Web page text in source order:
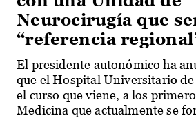
Neurocirugía que
“referencia
El presidente autonómico ha
que el Hospital Universitario de
el curso que viene, a los
Medicina que actualmente se